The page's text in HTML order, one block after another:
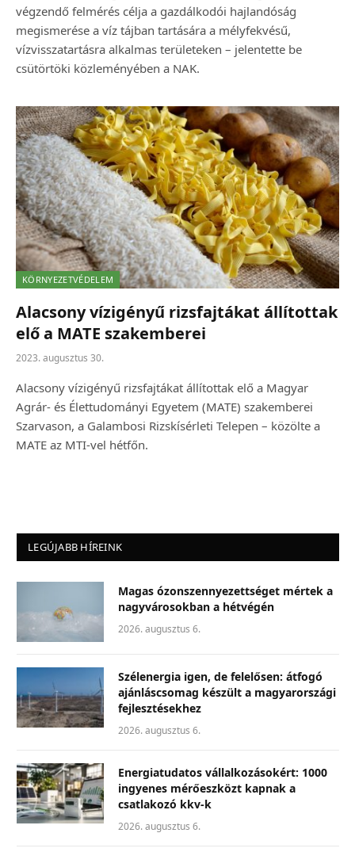
végzendő felmérés célja a gazdálkodói hajlandóság
megismerése a víz tájban tartására a mélyfekvésű,
vízvisszatartásra alkalmas területeken – jelentette be
csütörtöki közleményében a NAK.
KÖRNYEZETVÉDELEM
Alacsony vízigényű rizsfajtákat állítottak
elő a MATE szakemberei
2023. augusztus 30.
Alacsony vízigényű rizsfajtákat állítottak elő a Magyar
Agrár- és Élettudományi Egyetem (MATE) szakemberei
Szarvason, a Galambosi Rizskísérleti Telepen – közölte a
MATE az MTI-vel hétfőn.
LEGÚJABB HÍREINK
Magas ózonszennyezettséget mértek a
nagyvárosokban a hétvégén
2026. augusztus 6.
Szélenergia igen, de felelősen: átfogó
ajánláscsomag készült a magyarországi
fejlesztésekhez
2026. augusztus 6.
Energiatudatos vállalkozásokért: 1000
ingyenes mérőeszközt kapnak a
csatlakozó kkv-k
2026. augusztus 6.